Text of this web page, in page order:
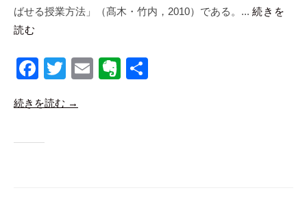
m
a
b
c
ばせる授業方法」（髙木・竹内，2010）である。... 続きを
読む
F
c
T
tt
E
E
続きを読む →